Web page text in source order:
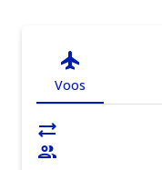
flight
Voos
sync_alt
people